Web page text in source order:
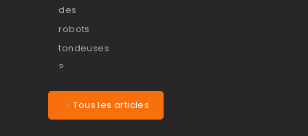
Tous les articles